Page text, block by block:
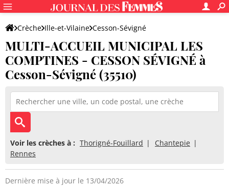
Crèche Ille-et-Vilaine Cesson-Sévigné
MULTI-ACCUEIL MUNICIPAL LES COMPTINES - CESSON SÉVIGNÉ
MULTI-ACCUEIL MUNICIPAL LES
COMPTINES - CESSON SÉVIGNÉ à
Cesson-Sévigné (35510)
Voir les crèches à : Thorigné-Fouillard
Chantepie
Rennes
Dernière mise à jour le 13/04/2026